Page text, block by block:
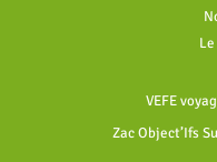
VEFE
Zac Object’Ifs